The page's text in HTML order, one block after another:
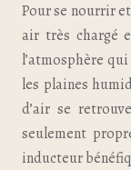
Pour se nourrir
air très chargé
l’atmosphère
les plaines
d’air se
seulement
inducteur